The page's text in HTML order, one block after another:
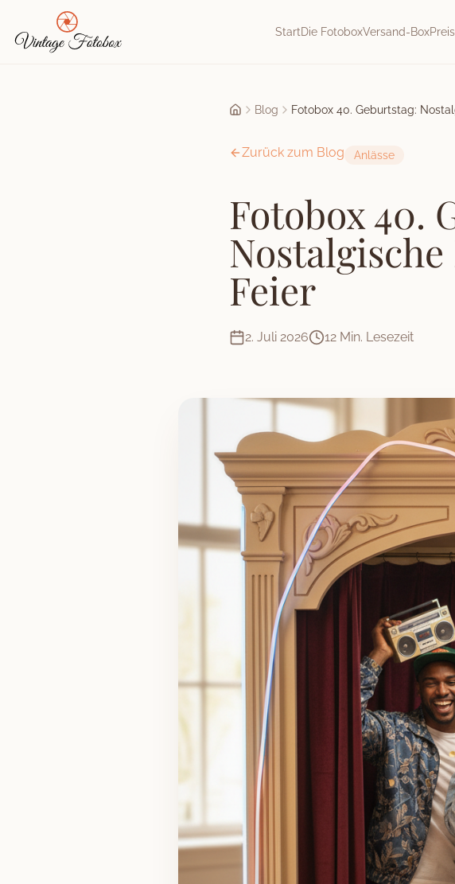
Zum Hauptinhalt springen
StartDie FotoboxVersand-Box
Startseite
Blog Fotobox 40. Geburtstag:
Zurück zum Blog Anlässe
Fotobox 40.
Feier
2. Juli 2026 12 Min. Lesezeit